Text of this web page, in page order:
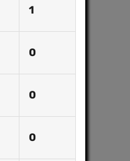
1
0
0
0